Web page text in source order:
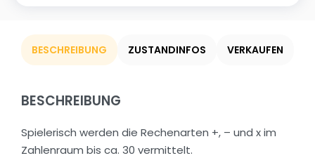
BESCHREIBUNG ZUSTANDINFOS VERKAUFEN
BESCHREIBUNG
Spielerisch werden die Rechenarten +, – und x im
Zahlenraum bis ca. 30 vermittelt.